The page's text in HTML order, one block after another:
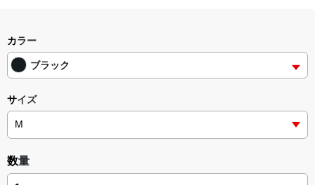
●印刷手法
インクジェット印刷
カラー
ブラック
サイズ
数量